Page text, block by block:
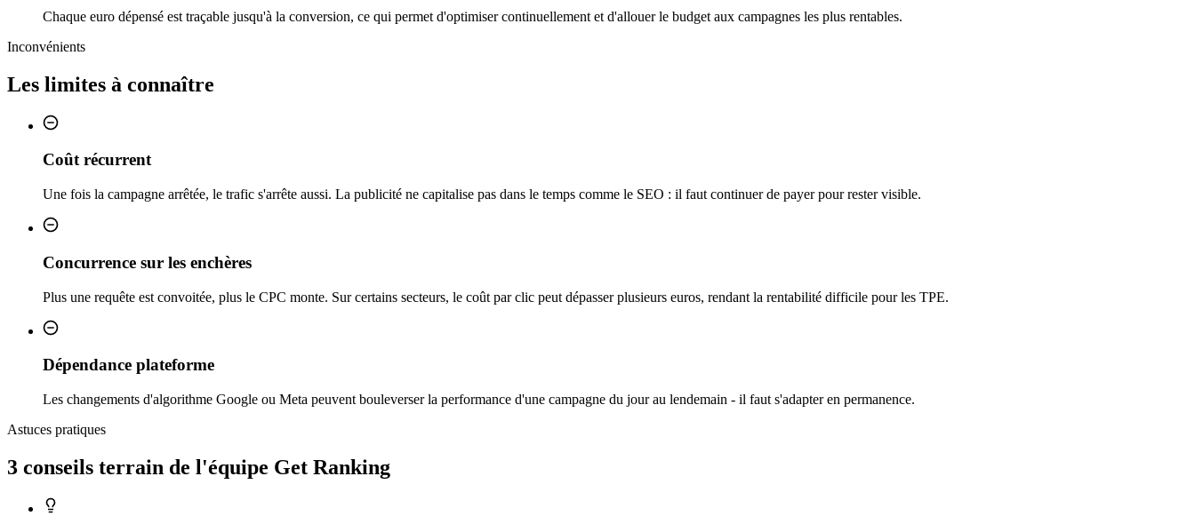
Chaque euro dépensé est traçable jusqu'à la conversion, ce qui permet d'optimiser continuellement et d'allouer le budget aux campagnes les plus rentables.
Inconvénients
Les limites à connaître
Coût récurrent
Une fois la campagne arrêtée, le trafic s'arrête aussi. La publicité ne capitalise pas dans le temps comme le SEO : il faut continuer de payer pour rester visible.
Concurrence sur les enchères
Plus une requête est convoitée, plus le CPC monte. Sur certains secteurs, le coût par clic peut dépasser plusieurs euros, rendant la rentabilité difficile pour les TPE.
Dépendance plateforme
Les changements d'algorithme Google ou Meta peuvent bouleverser la performance d'une campagne du jour au lendemain - il faut s'adapter en permanence.
Astuces pratiques
3 conseils terrain de l'équipe Get Ranking